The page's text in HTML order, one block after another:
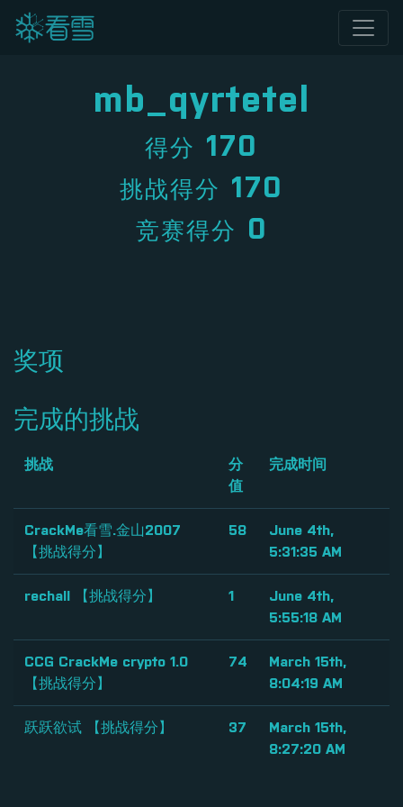
mb_qyrtetel
得分 170
挑战得分 170
竞赛得分 0
奖项
完成的挑战
挑战
分
值
完成时间
CrackMe看雪.金山2007
【挑战得分】
58
June 4th,
5:31:35 AM
rechall 【挑战得分】 1
June 4th,
5:55:18 AM
CCG CrackMe crypto 1.0
【挑战得分】
74
March 15th,
8:04:19 AM
跃跃欲试 【挑战得分】 37
March 15th,
8:27:20 AM